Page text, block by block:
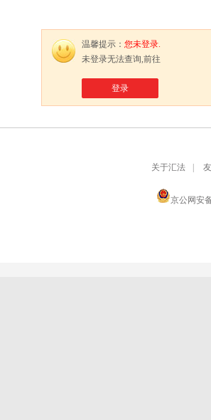
温馨提示： 您未登录.
未登录无法查询,前往
登录
关于汇法
京公网安